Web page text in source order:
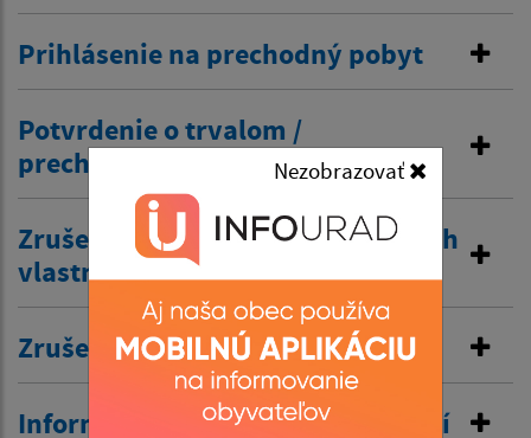
Nezobrazovať
Prihlásenie na prechodný pobyt
Potvrdenie o trvalom /
prechodnom pobyte
Zrušenie trvalého pobytu na návrh
vlastníka budovy
Zrušenie prechodného pobytu
Informovanie o pobyte v zahraničí